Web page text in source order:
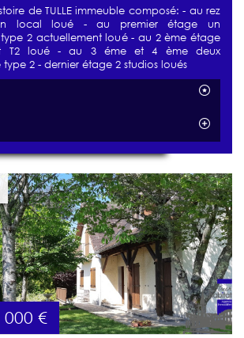
de TULLE immeuble composé: - au rez
local loué - au premier étage un
2 actuellement loué - au 2 ème étage
T2 loué - au 3 éme et 4 ème deux
2 - dernier étage 2 studios loués
000 €